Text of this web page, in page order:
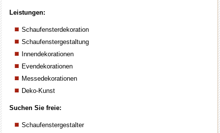
Leistungen:
Schaufensterdekoration
Schaufenstergestaltung
Innendekorationen
Evendekorationen
Messedekorationen
Deko-Kunst
Suchen Sie freie:
Schaufenstergestalter